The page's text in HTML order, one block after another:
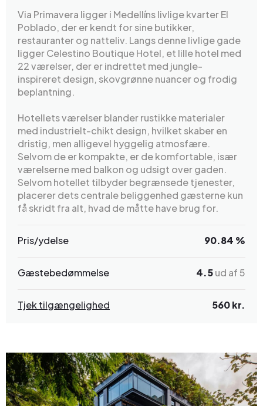
Via Primavera ligger i Medellíns livlige kvarter El
Poblado, der er kendt for sine butikker,
restauranter og natteliv. Langs denne livlige gade
ligger Celestino Boutique Hotel, et lille hotel med
22 værelser, der er indrettet med jungle-
inspireret design, skovgrønne nuancer og frodig
beplantning.
Hotellets værelser blander rustikke materialer
med industrielt-chikt design, hvilket skaber en
dristig, men alligevel hyggelig atmosfære.
Selvom de er kompakte, er de komfortable, især
værelserne med balkon og udsigt over gaden.
Selvom hotellet tilbyder begrænsede tjenester,
placerer dets centrale beliggenhed gæsterne kun
få skridt fra alt, hvad de måtte have brug for.
Pris/ydelse 90.84 %
Gæstebedømmelse 4.5ud af 5
Tjek tilgængelighed 560 kr.